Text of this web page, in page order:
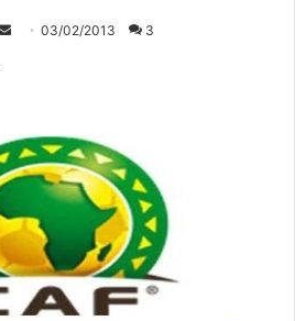
y
e
r
u
c
03/02/2013 3